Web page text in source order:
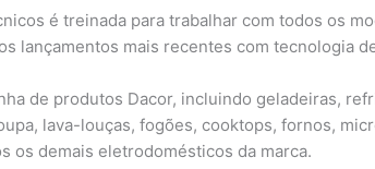
é treinada para trabalhar com todos os
lançamentos mais recentes com tecnologia
de produtos Dacor, incluindo geladeiras,
lava-louças, fogões, cooktops, fornos,
os demais eletrodomésticos da marca.